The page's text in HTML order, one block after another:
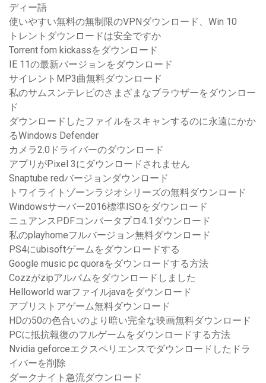
ディー語
使いやすい無料の無制限のVPNダウンロード、Win 10
トレントダウンロードは安全ですか
Torrent fom kickassをダウンロード
IE 11の最新バージョンをダウンロード
サイレントMP3曲無料ダウンロード
私のサムスンテレビのさまざまなブラウザーをダウンロー
ド
ダウンロードしたファイルをスキャンするのに永遠にかか
るWindows Defender
カメラ2.0ドライバーのダウンロード
アプリがPixel 3にダウンロードされません
Snaptube redバージョンダウンロード
トワイライトゾーンラジオシリーズの無料ダウンロード
Windowsサーバー2016標準ISOをダウンロード
ニュアンスPDFコンバータプロ4.1ダウンロード
私のplayhomeフルバージョン無料ダウンロード
PS4にubisoftゲームをダウンロードする
Google music pc quoraをダウンロードする方法
Cozzがzipアルバムをダウンロードしました
Helloworld warファイルjavaをダウンロード
アプリストアゲーム無料ダウンロード
HDの50の色合いのより暗い完全な映画無料ダウンロード
PCに抵抗報復のフルゲームをダウンロードする方法
Nvidia geforceエクスペリエンスでダウンロードしたドラ
イバーを削除
ダークナイト急流ダウンロード